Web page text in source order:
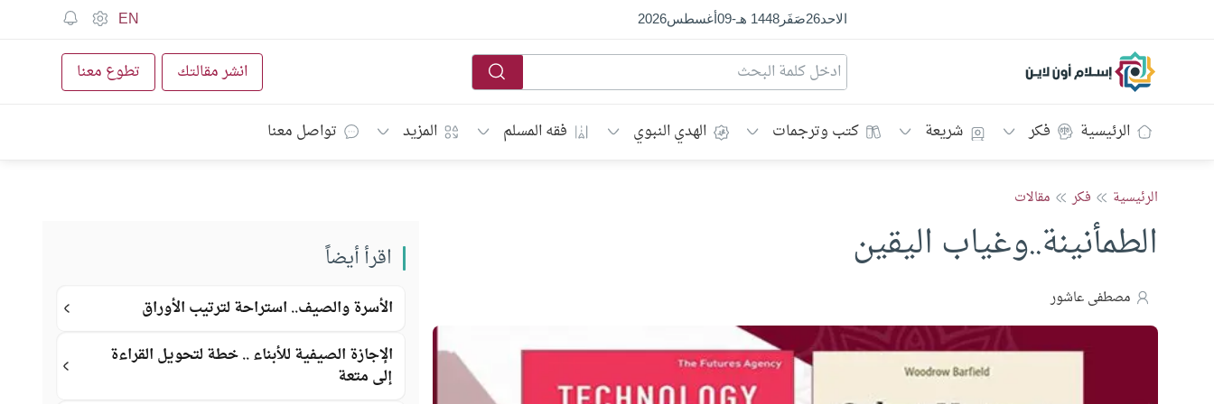
الاحد26صَفَر1448 هـ -
09أغسطس2026
EN
إسلام أون لاين انشر مقالتك تطوع معنا
الرئيسية فكر شريعة كتب وترجمات الهدي النبوي فقه المسلم المزيد تواصل معنا
الرئيسية فكر مقالات
الطمأنينة..وغياب اليقين
مصطفى عاشور
اقرأ أيضاً
الأسرة والصيف.. استراحة لترتيب الأوراق
الإجازة الصيفية للأبناء .. خطة لتحويل القراءة
إلى متعة